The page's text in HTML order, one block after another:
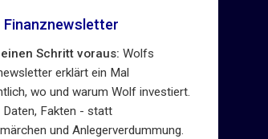
einen Schritt voraus: Wolfs
erklärt ein Mal
wo und warum Wolf investiert.
Daten, Fakten - statt
und Anlegerverdummung.